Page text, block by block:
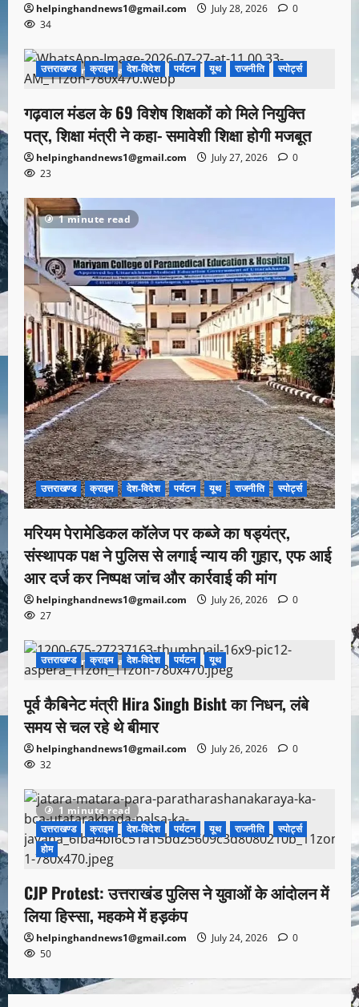
helpinghandnews1@gmail.com July 28, 2026
0
34
1 minute read
उत्तराखण्ड क्राइम देश-विदेश पर्यटन यूथ राजनीति स्पोर्ट्स
गढ़वाल मंडल के 69 विशेष शिक्षकों को मिले नियुक्ति
पत्र, शिक्षा मंत्री ने कहा- समावेशी शिक्षा होगी मजबूत
helpinghandnews1@gmail.com July 27, 2026
0
23
1 minute read
उत्तराखण्ड क्राइम देश-विदेश पर्यटन यूथ राजनीति स्पोर्ट्स
मरियम पेरामेडिकल कॉलेज पर कब्जे का षड्यंत्र,
संस्थापक पक्ष ने पुलिस से लगाई न्याय की गुहार, एफ आई
आर दर्ज कर निष्पक्ष जांच और कार्रवाई की मांग
helpinghandnews1@gmail.com July 26, 2026
0
27
1 minute read
उत्तराखण्ड क्राइम देश-विदेश पर्यटन यूथ
पूर्व कैबिनेट मंत्री Hira Singh Bisht का निधन, लंबे
समय से चल रहे थे बीमार
helpinghandnews1@gmail.com July 26, 2026
0
32
1 minute read
उत्तराखण्ड
क्राइम देश-विदेश पर्यटन यूथ राजनीति
स्पोर्ट्स
होम
CJP Protest: उत्तराखंड पुलिस ने युवाओं के आंदोलन में
लिया हिस्सा, महकमे में हड़कंप
helpinghandnews1@gmail.com July 24, 2026
0
50